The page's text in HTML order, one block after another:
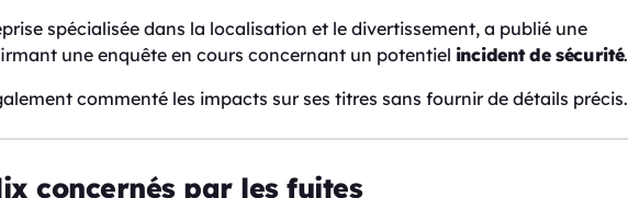
spécialisée dans la localisation et le divertissement, a publié une
une enquête en cours concernant un potentiel incident de sécurité.
commenté les impacts sur ses titres sans fournir de détails précis.
concernés par les fuites